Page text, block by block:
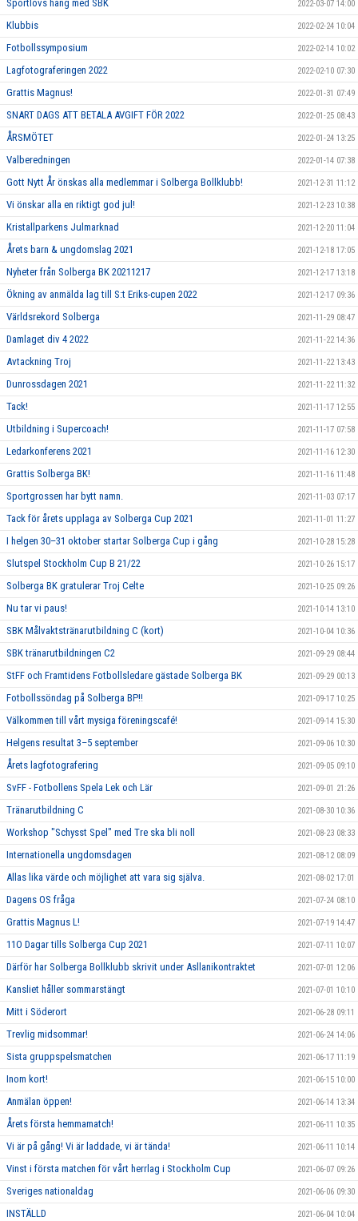
Sportlovs häng med SBK 2022-03-07 14:00
Klubbis 2022-02-24 10:04
Fotbollssymposium 2022-02-14 10:02
Lagfotograferingen 2022 2022-02-10 07:30
Grattis Magnus! 2022-01-31 07:49
SNART DAGS ATT BETALA AVGIFT FÖR 2022 2022-01-25 08:43
ÅRSMÖTET 2022-01-24 13:25
Valberedningen 2022-01-14 07:38
Gott Nytt År önskas alla medlemmar i Solberga Bollklubb! 2021-12-31 11:12
Vi önskar alla en riktigt god jul! 2021-12-23 10:38
Kristallparkens Julmarknad 2021-12-20 11:04
Årets barn & ungdomslag 2021 2021-12-18 17:05
Nyheter från Solberga BK 20211217 2021-12-17 13:18
Ökning av anmälda lag till S:t Eriks-cupen 2022 2021-12-17 09:36
Världsrekord Solberga 2021-11-29 08:47
Damlaget div 4 2022 2021-11-22 14:36
Avtackning Troj 2021-11-22 13:43
Dunrossdagen 2021 2021-11-22 11:32
Tack! 2021-11-17 12:55
Utbildning i Supercoach! 2021-11-17 07:58
Ledarkonferens 2021 2021-11-16 12:30
Grattis Solberga BK! 2021-11-16 11:48
Sportgrossen har bytt namn. 2021-11-03 07:17
Tack för årets upplaga av Solberga Cup 2021 2021-11-01 11:27
I helgen 30–31 oktober startar Solberga Cup i gång 2021-10-28 15:28
Slutspel Stockholm Cup B 21/22 2021-10-26 15:17
Solberga BK gratulerar Troj Celte 2021-10-25 09:26
Nu tar vi paus! 2021-10-14 13:10
SBK Målvaktstränarutbildning C (kort) 2021-10-04 10:36
SBK tränarutbildningen C2 2021-09-29 08:44
StFF och Framtidens Fotbollsledare gästade Solberga BK 2021-09-29 00:13
Fotbollssöndag på Solberga BP!! 2021-09-17 10:25
Välkommen till vårt mysiga föreningscafé! 2021-09-14 15:30
Helgens resultat 3–5 september 2021-09-06 10:30
Årets lagfotografering 2021-09-05 09:10
SvFF - Fotbollens Spela Lek och Lär 2021-09-01 21:26
Tränarutbildning C 2021-08-30 10:36
Workshop "Schysst Spel" med Tre ska bli noll 2021-08-23 08:33
Internationella ungdomsdagen 2021-08-12 08:09
Allas lika värde och möjlighet att vara sig själva. 2021-08-02 17:01
Dagens OS fråga 2021-07-24 08:10
Grattis Magnus L! 2021-07-19 14:47
11O Dagar tills Solberga Cup 2021 2021-07-11 10:07
Därför har Solberga Bollklubb skrivit under Asllanikontraktet 2021-07-01 12:06
Kansliet håller sommarstängt 2021-07-01 10:10
Mitt i Söderort 2021-06-28 09:11
Trevlig midsommar! 2021-06-24 14:06
Sista gruppspelsmatchen 2021-06-17 11:19
Inom kort! 2021-06-15 10:00
Anmälan öppen! 2021-06-14 13:34
Årets första hemmamatch! 2021-06-11 10:35
Vi är på gång! Vi är laddade, vi är tända! 2021-06-11 10:14
Vinst i första matchen för vårt herrlag i Stockholm Cup 2021-06-07 09:26
Sveriges nationaldag 2021-06-06 09:30
INSTÄLLD 2021-06-04 10:04